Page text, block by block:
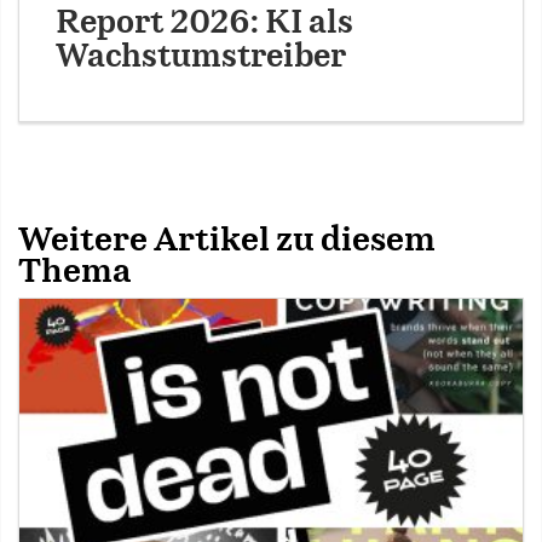
Report 2026: KI als
Wachstumstreiber
Weitere Artikel zu diesem
Thema